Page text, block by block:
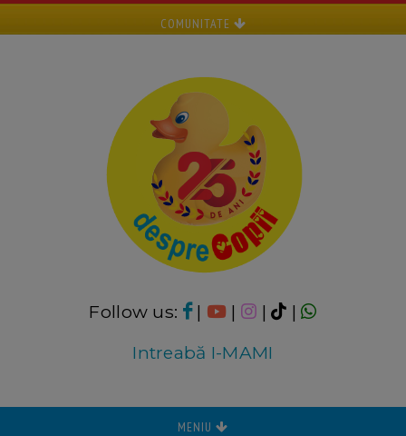
COMUNITATE
Follow us: | | |
|
Intreabă I-MAMI
MENIU